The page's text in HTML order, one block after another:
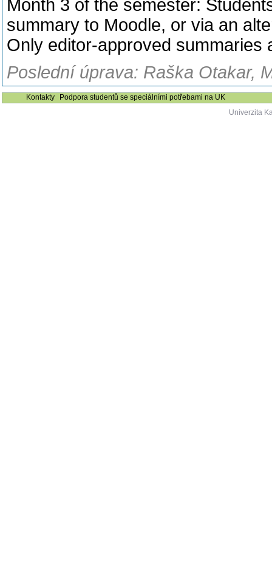
Month 3 of the semester:
summary to Moodle, or via an
Only editor-approved
Poslední úprava: Raška Otakar,
Kontakty
Podpora studentů se speciálními potřebami na UK
Univerzita